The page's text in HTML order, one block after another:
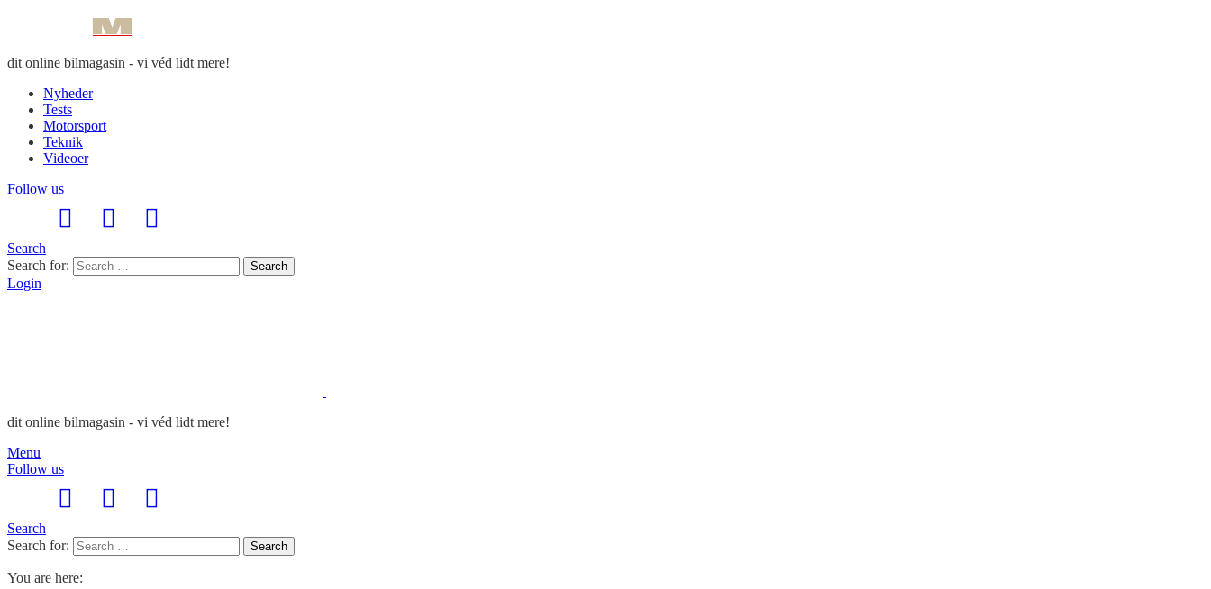
dit online bilmagasin - vi véd lidt mere!
Nyheder
Tests
Motorsport
Teknik
Videoer
Follow us
Search
Search for:
Search
Login
dit online bilmagasin - vi véd lidt mere!
Menu
Follow us
Search
Search for:
Search
You are here: